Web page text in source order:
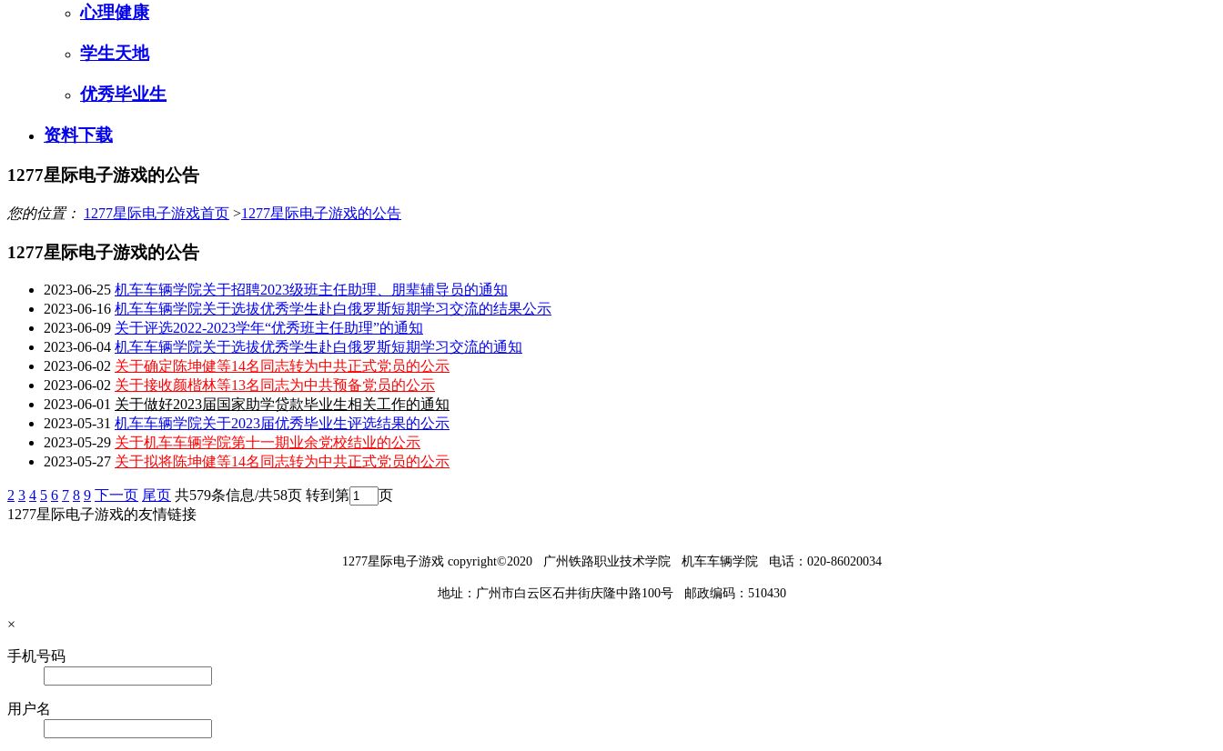
心理健康
学生天地
优秀毕业生
资料下载
1277星际电子游戏的公告
您的位置： 1277星际电子游戏首页 >1277星际电子游戏的公告
1277星际电子游戏的公告
2023-06-25 机车车辆学院关于招聘2023级班主任助理、朋辈辅导员的通知
2023-06-16 机车车辆学院关于选拔优秀学生赴白俄罗斯短期学习交流的结果公示
2023-06-09 关于评选2022-2023学年“优秀班主任助理”的通知
2023-06-04 机车车辆学院关于选拔优秀学生赴白俄罗斯短期学习交流的通知
2023-06-02 关于确定陈坤健等14名同志转为中共正式党员的公示
2023-06-02 关于接收颜楷林等13名同志为中共预备党员的公示
2023-06-01 关于做好2023届国家助学贷款毕业生相关工作的通知
2023-05-31 机车车辆学院关于2023届优秀毕业生评选结果的公示
2023-05-29 关于机车车辆学院第十一期业余党校结业的公示
2023-05-27 关于拟将陈坤健等14名同志转为中共正式党员的公示
2 3 4 5 6 7 8 9 下一页 尾页 共579条信息/共58页 转到第
页
1277星际电子游戏的友情链接
1277星际电子游戏 copyright©2020 广州铁路职业技术学院 机车车辆学院电话：020-86020034
地址：广州市白云区石井街庆隆中路100号 邮政编码：510430
×
手机号码
用户名